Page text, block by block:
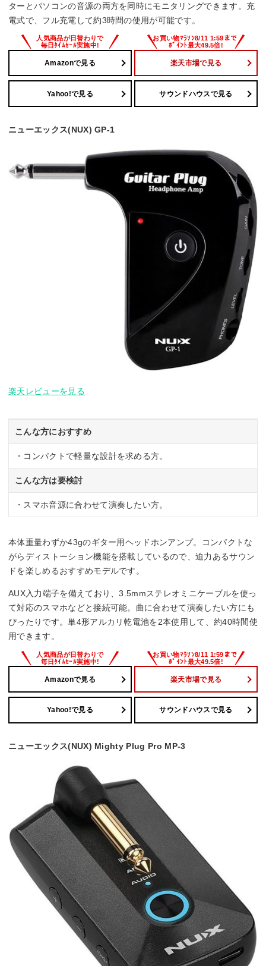
ターとパソコンの音源の両方を同時にモニタリングできます。充
電式で、フル充電して約3時間の使用が可能です。
Amazonで見る 楽天市場で見る
Yahoo!で見る サウンドハウスで見る
ニューエックス(NUX) GP-1
楽天レビューを見る
こんな方におすすめ
・コンパクトで軽量な設計を求める方。
こんな方は要検討
・スマホ音源に合わせて演奏したい方。
本体重量わずか43gのギター用ヘッドホンアンプ。コンパクトな
がらディストーション機能を搭載しているので、迫力あるサウン
ドを楽しめるおすすめモデルです。
AUX入力端子を備えており、3.5mmステレオミニケーブルを使っ
て対応のスマホなどと接続可能。曲に合わせて演奏したい方にも
ぴったりです。単4形アルカリ乾電池を2本使用して、約40時間使
用できます。
Amazonで見る 楽天市場で見る
Yahoo!で見る サウンドハウスで見る
ニューエックス(NUX) Mighty Plug Pro MP-3